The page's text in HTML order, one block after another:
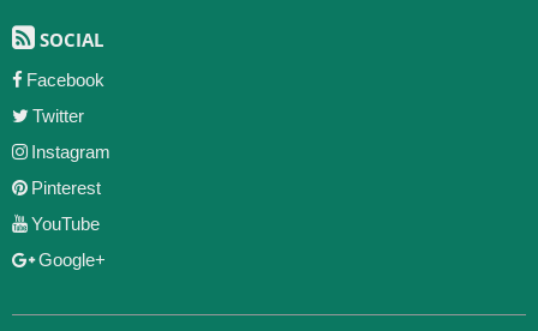
SOCIAL
Facebook
Twitter
Instagram
Pinterest
YouTube
Google+